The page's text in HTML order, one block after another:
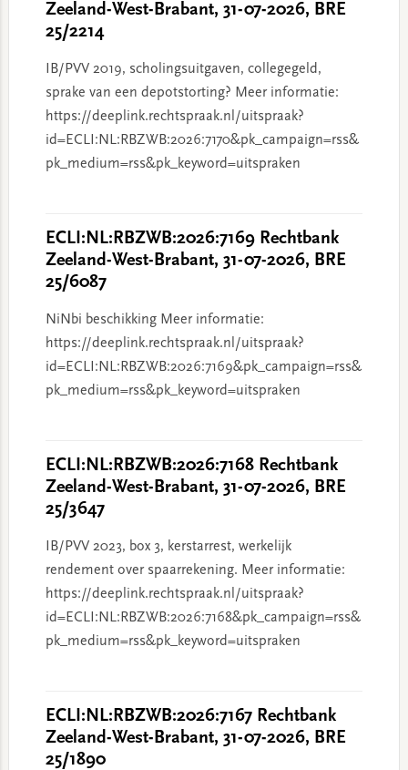
Zeeland-West-Brabant, 31-07-2026, BRE
25/2214
IB/PVV 2019, scholingsuitgaven, collegegeld,
sprake van een depotstorting? Meer informatie:
https://deeplink.rechtspraak.nl/uitspraak?
id=ECLI:NL:RBZWB:2026:7170&pk_campaign=rss&
pk_medium=rss&pk_keyword=uitspraken
ECLI:NL:RBZWB:2026:7169 Rechtbank
Zeeland-West-Brabant, 31-07-2026, BRE
25/6087
NiNbi beschikking Meer informatie:
https://deeplink.rechtspraak.nl/uitspraak?
id=ECLI:NL:RBZWB:2026:7169&pk_campaign=rss&
pk_medium=rss&pk_keyword=uitspraken
ECLI:NL:RBZWB:2026:7168 Rechtbank
Zeeland-West-Brabant, 31-07-2026, BRE
25/3647
IB/PVV 2023, box 3, kerstarrest, werkelijk
rendement over spaarrekening. Meer informatie:
https://deeplink.rechtspraak.nl/uitspraak?
id=ECLI:NL:RBZWB:2026:7168&pk_campaign=rss&
pk_medium=rss&pk_keyword=uitspraken
ECLI:NL:RBZWB:2026:7167 Rechtbank
Zeeland-West-Brabant, 31-07-2026, BRE
25/1890